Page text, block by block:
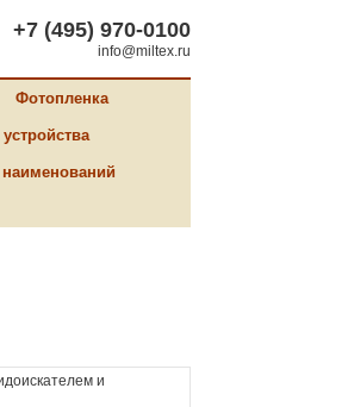
+7 (495) 970-0100
info@miltex.ru
Фотопленка
и